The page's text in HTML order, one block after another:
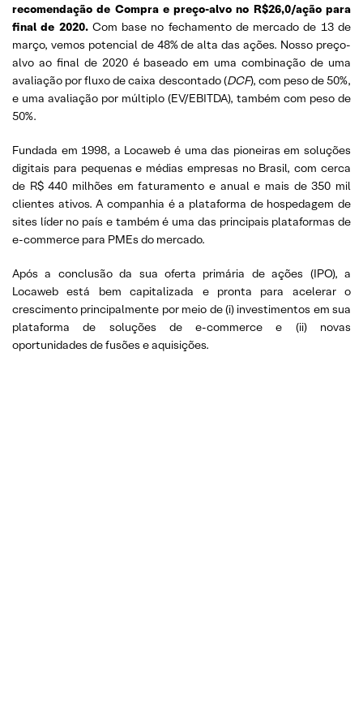
recomendação de Compra e preço-alvo no R$26,0/ação para
final de 2020.Com base no fechamento de mercado de 13 de
março, vemos potencial de 48% de alta das ações. Nosso preço-
alvo ao final de 2020 é baseado em uma combinação de uma
avaliação por fluxo de caixa descontado (DCF), com peso de 50%,
e uma avaliação por múltiplo (EV/EBITDA), também com peso de
50%.
Fundada em 1998, a Locaweb é uma das pioneiras em soluções
digitais para pequenas e médias empresas no Brasil, com cerca
de R$ 440 milhões em faturamento e anual e mais de 350 mil
clientes ativos. A companhia é a plataforma de hospedagem de
sites líder no país e também é uma das principais plataformas de
e-commerce para PMEs do mercado.
Após a conclusão da sua oferta primária de ações (IPO), a
Locaweb está bem capitalizada e pronta para acelerar o
crescimento principalmente por meio de (i) investimentos em sua
plataforma de soluções de e-commerce e (ii) novas
oportunidades de fusões e aquisições.